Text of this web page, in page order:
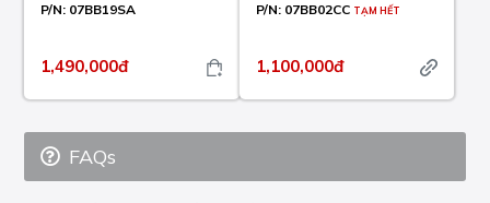
P/N: 07BB19SA
1,490,000đ
P/N: 07BB02CC TẠM HẾT
1,100,000đ
FAQs